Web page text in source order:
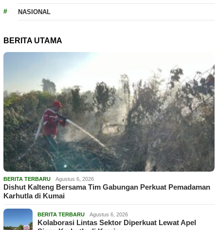
NASIONAL
BERITA UTAMA
BERITA TERBARU Agustus 6, 2026
Dishut Kalteng Bersama Tim Gabungan Perkuat Pemadaman
Karhutla di Kumai
BERITA TERBARU Agustus 6, 2026
Kolaborasi Lintas Sektor Diperkuat Lewat Apel